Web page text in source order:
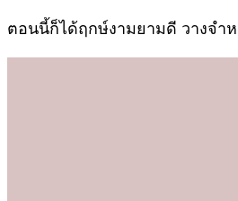
ตอนนี้ก็ได้ฤกษ์งามยามดี วางจำห